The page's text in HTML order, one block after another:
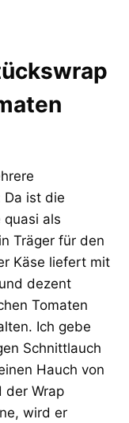
Da ist die
quasi als
Träger für den
Käse liefert mit
dezent
Tomaten
Ich gebe
Schnittlauch
Hauch von
der Wrap
wird er